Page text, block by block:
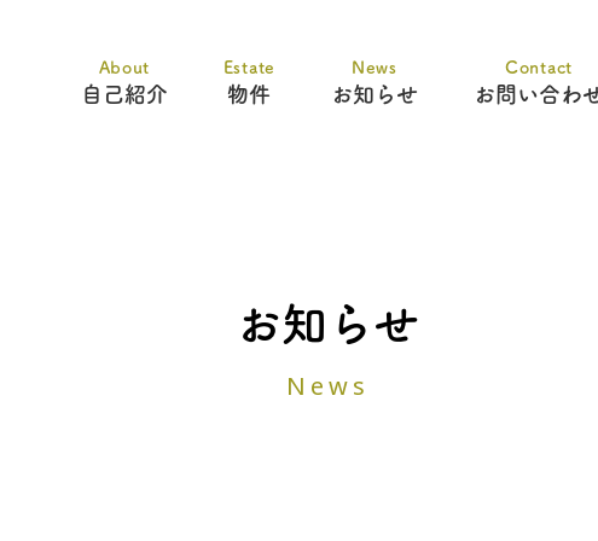
About
自己紹介
Estate
物件
News
お知らせ
Contact
お問い合わ
お知らせ
News